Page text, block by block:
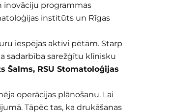
inovāciju programmas
institūts un Rīgas
iespējas aktīvi pētām. Starp
sadarbība sarežģītu klīnisku
Šalms, RSU Stomatoloģijas
operācijas plānošanu. Lai
Tāpēc tas, ka drukāšanas